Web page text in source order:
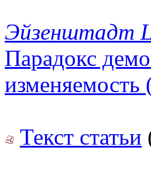
Эйзенштадт
Парадокс
изменяемость
Текст статьи